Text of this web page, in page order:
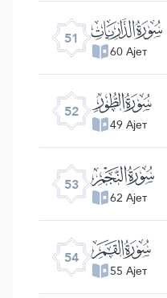
51 ﯠ
60 Ајет
52 ﯡ
49 Ајет
53 ﯢ
62 Ајет
54 ﯣ
55 Ајет